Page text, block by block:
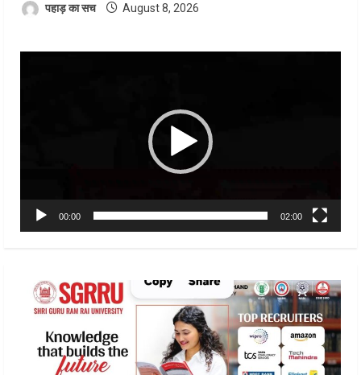
पहाड़ का सच August 8, 2026
00:00 02:00